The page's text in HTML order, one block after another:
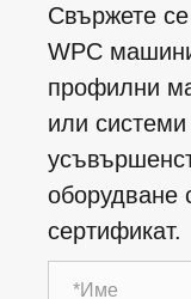
Свържете
WPC
профилни
или
оборудване
сертификат.